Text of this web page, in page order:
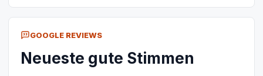
GOOGLE REVIEWS
Neueste gute Stimmen